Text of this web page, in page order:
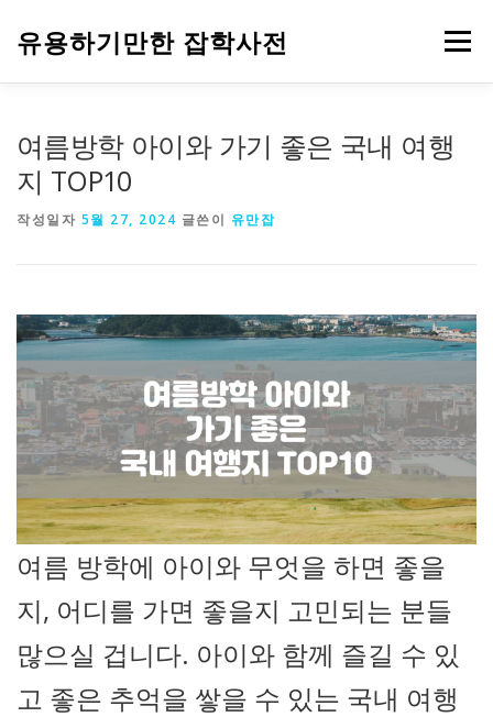
유용하기만한 잡학사전 메뉴
여름방학 아이와 가기 좋은 국내 여행
지 TOP10
작성일자 5월 27, 2024 글쓴이 유만잡
여름 방학에 아이와 무엇을 하면 좋을
지, 어디를 가면 좋을지 고민되는 분들
많으실 겁니다. 아이와 함께 즐길 수 있
고 좋은 추억을 쌓을 수 있는 국내 여행